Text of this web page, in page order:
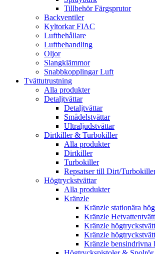
Tillbehör Färgsprutor
Backventiler
Kyltorkar FIAC
Luftbehållare
Luftbehandling
Oljor
Slangklämmor
Snabbkopplingar Luft
Tvättutrustning
Alla produkter
Detaljtvättar
Detaljtvättar
Smådelstvättar
Ultraljudstvättar
Dirtkiller & Turbokiller
Alla produkter
Dirtkiller
Turbokiller
Repsatser till Dirt/
Högtryckstvättar
Alla produkter
Kränzle
Kränzle stationära
Kränzle
Kränzle
Kränzle
Kränzle bensindrivna